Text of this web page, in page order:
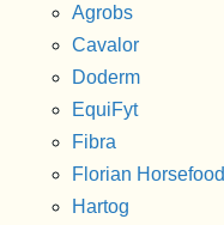
Agrobs
Cavalor
Doderm
EquiFyt
Fibra
Florian Horsefood
Hartog